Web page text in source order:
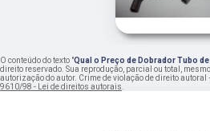
O conteúdo do texto "Qual o Preço de Dobrador Tubo de
direito reservado. Sua reprodução, parcial ou total,
autorização do autor. Crime de violação de direito autoral
9610/98 - Lei de direitos autorais.